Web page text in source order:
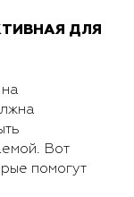
ДЛЯ
Вот
помогут